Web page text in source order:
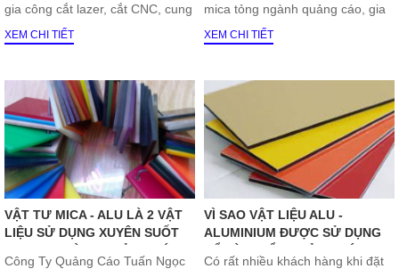
gia công cắt lazer, cắt CNC, cung
cấp vật tư quảng cáo
XEM CHI TIẾT
mica tỏng ngành quảng cáo, gia
công cắt lazer mica, cắt CNC
XEM CHI TIẾT
VẬT TƯ MICA - ALU LÀ 2 VẬT
LIỆU SỬ DỤNG XUYÊN SUỐT
Công Ty Quảng Cáo Tuấn Ngọc
VÌ SAO VẬT LIỆU ALU -
ALUMINIUM ĐƯỢC SỬ DỤNG
Có rất nhiều khách hàng khi đặt